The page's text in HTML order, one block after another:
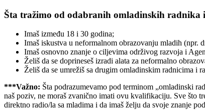
Šta tražimo od odabranih omladinskih
Imaš između 18 i 30 godina;
Imaš iskustva u neformalnom obrazovanju mladih (npr.
Imaš osnovno znanje o ciljevima održivog razvoja i
Želiš da se doprineseš izradi alata za neformalno
Želiš da se umrežiš sa drugim omladinskim radnicima i
***Važno: Šta podrazumevamo pod terminom „omladinski
naš poziv, ne moraš zvanično imati ovu kvalifikaciju. Sve što
direktno radio/la sa mladima i da imaš želju da svoje znanje